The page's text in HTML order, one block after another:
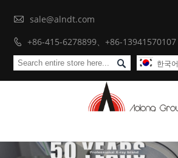
 sale@alndt.com
 +86-415-6278899、+86-13941570107
 한국어